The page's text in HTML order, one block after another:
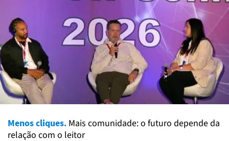
Menos cliques. Mais comunidade: o futuro depende da
relação com o leitor